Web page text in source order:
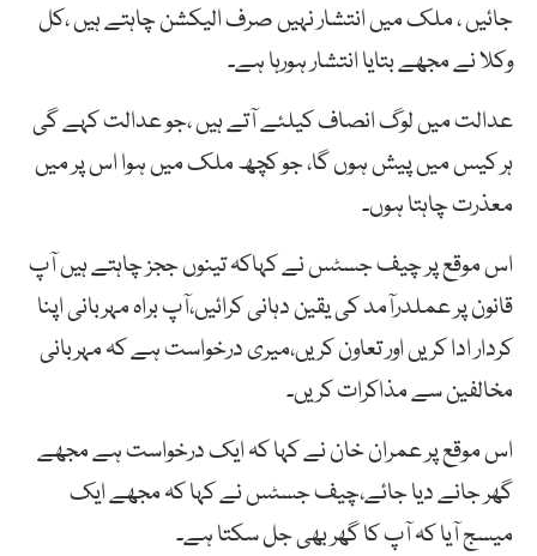
جائیں ، ملک میں انتشار نہیں صرف الیکشن چاہتے ہیں ،کل
وکلا نے مجھے بتایا انتشار ہورہا ہے۔
عدالت میں لوگ انصاف کیلئے آتے ہیں ،جو عدالت کہے گی
ہر کیس میں پیش ہوں گا، جو کچھ ملک میں ہوا اس پر میں
معذرت چاہتا ہوں۔
اس موقع پر چیف جسٹس نے کہاکہ تینوں ججز چاہتے ہیں آپ
قانون پر عملدرآمد کی یقین دہانی کرائیں،آپ براہ مہربانی اپنا
کردار ادا کریں اور تعاون کریں،میری درخواست ہے کہ مہربانی
مخالفین سے مذاکرات کریں۔
اس موقع پر عمران خان نے کہا کہ ایک درخواست ہے مجھے
گھر جانے دیا جائے،چیف جسٹس نے کہا کہ مجھے ایک
میسج آیا کہ آپ کا گھر بھی جل سکتا ہے۔